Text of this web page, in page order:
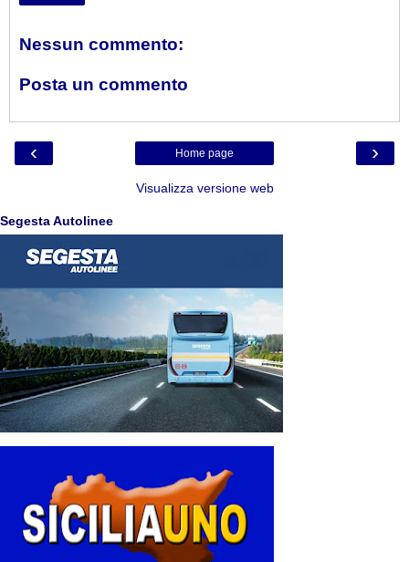
Nessun commento:
Posta un commento
‹ ›
Home page
Visualizza versione web
Segesta Autolinee